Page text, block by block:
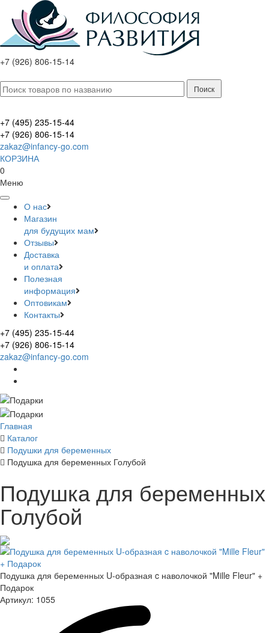
+7 (926) 806-15-14
+7 (495) 235-15-44
+7 (926) 806-15-14
zakaz@infancy-go.com
КОРЗИНА
0
Меню
О нас
Магазин
для будущих мам
Отзывы
Доставка
и оплата
Полезная
информация
Оптовикам
Контакты
+7 (495) 235-15-44
+7 (926) 806-15-14
zakaz@infancy-go.com
Главная
Каталог
Подушки для беременных
Подушка для беременных Голубой
Подушка для беременных
Голубой
Подушка для беременных U-образная c наволочкой "Mille Fleur" +
Подарок
Артикул: 1055